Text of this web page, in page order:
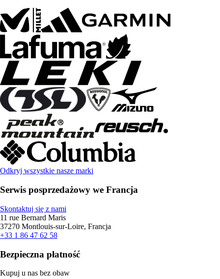
Odkryj wszystkie nasze marki
Serwis posprzedażowy we Francja
Skontaktuj się z nami
11 rue Bernard Maris
37270 Montlouis-sur-Loire, Francja
+33 1 86 47 62 58
Bezpieczna płatność
Kupuj u nas bez obaw